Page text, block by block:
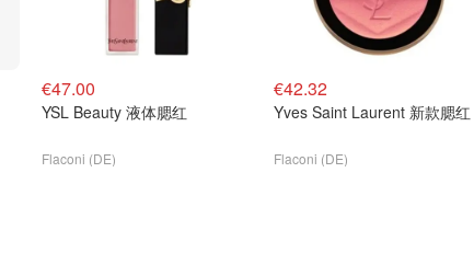
€47.00
YSL Beauty 液体腮红
Flaconi (DE)
€42.32
Yves Saint Laurent 新款腮红
Flaconi (DE)